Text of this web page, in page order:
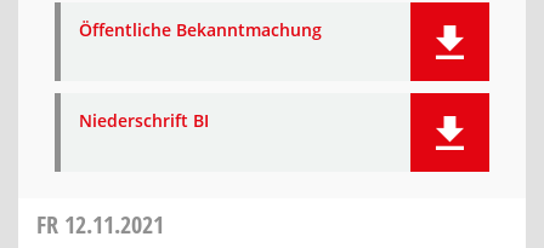
Öffentliche Bekanntmachung
Niederschrift BI
FR 12.11.2021